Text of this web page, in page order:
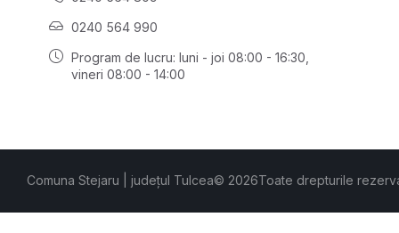
0240 564 990
Program de lucru: luni - joi 08:00 - 16:30,
vineri 08:00 - 14:00
Comuna Stejaru | județul Tulcea© 2026Toate drepturile